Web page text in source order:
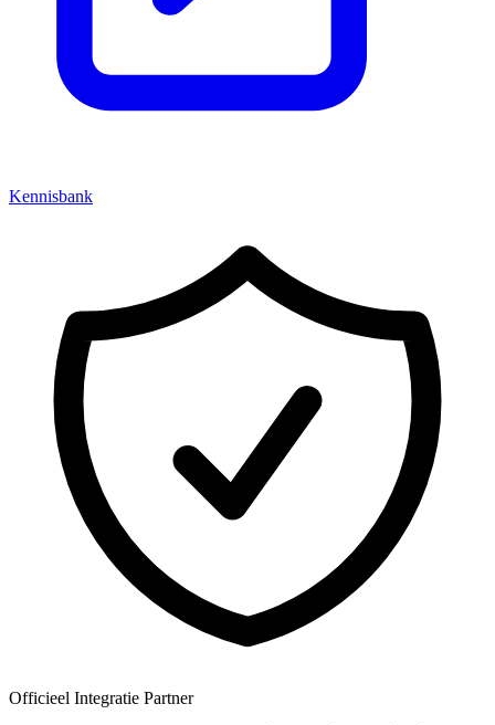
Kennisbank
Officieel Integratie Partner